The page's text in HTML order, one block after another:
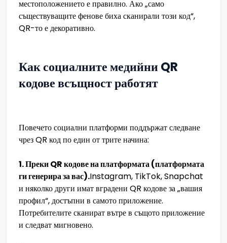
местоположението е правилно. Ако „само
съществуващите фенове биха сканирали този код“,
QR-то е декоративно.
Как социалните медийни QR
кодове всъщност работят
Повечето социални платформи поддържат следване
чрез QR код по един от трите начина:
1. Преки QR кодове на платформата (платформата
ги генерира за вас).Instagram, TikTok, Snapchat
и няколко други имат вградени QR кодове за „вашия
профил“, достъпни в самото приложение.
Потребителите сканират вътре в същото приложение
и следват мигновено.